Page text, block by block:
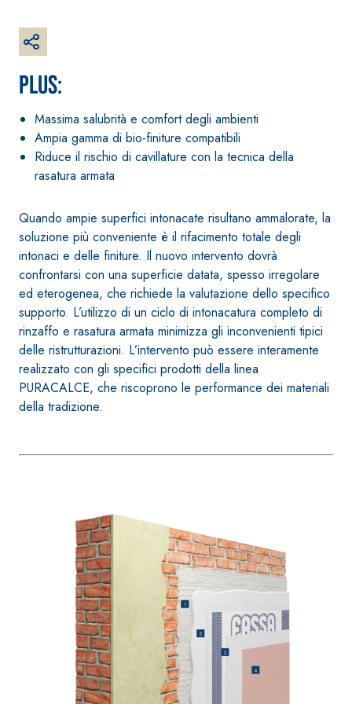
PLUS:
Massima salubrità e comfort degli ambienti
Ampia gamma di bio-finiture compatibili
Riduce il rischio di cavillature con la tecnica della
rasatura armata
Quando ampie superfici intonacate risultano ammalorate, la
soluzione più conveniente è il rifacimento totale degli
intonaci e delle finiture. Il nuovo intervento dovrà
confrontarsi con una superficie datata, spesso irregolare
ed eterogenea, che richiede la valutazione dello specifico
supporto. L’utilizzo di un ciclo di intonacatura completo di
rinzaffo e rasatura armata minimizza gli inconvenienti tipici
delle ristrutturazioni. L’intervento può essere interamente
realizzato con gli specifici prodotti della linea
PURACALCE, che riscoprono le performance dei materiali
della tradizione.
polimero cementizia
Sistema INTONACATURA E
COSTRUZIONE
PRODOTTI A BASE CALCE
AEREA
KB 13 EVOLUTION
Intonaco di fondo
bianco fibrorinforzato a
base di calce aerea,
per interni ed esterni
Sistema
LASTRE
GYPSOTECH®
UM TIPO DEFH1IR
Lastra in
Sistema RIPRISTINO DEL
CALCESTRUZZO
PRODOTTI TIXOTROPICI
GEOACTIVE R4 40
Malta rapida
contenente speciali
Sistema POSA
FASSAFLOOR –
POSA
FASSAFLOOR LA
Lisciatura